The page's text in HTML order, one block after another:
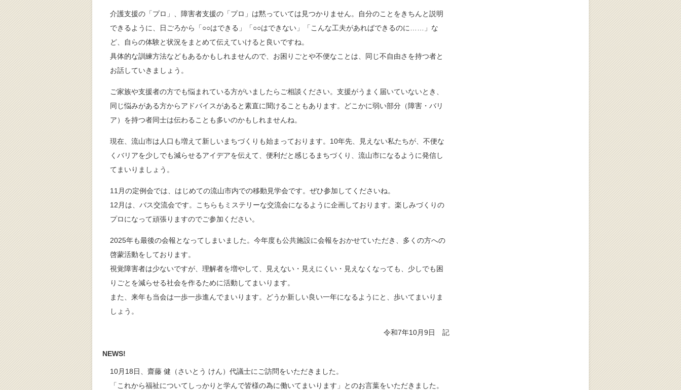
介護支援の「プロ」、障害者支援の「プロ」は黙っていては見つかりません。自分のことをきちんと説明
できるように、日ごろから「○○はできる」「○○はできない」「こんな工夫があればできるのに……」な
ど、自らの体験と状況をまとめて伝えていけると良いですね。
具体的な訓練方法などもあるかもしれませんので、お困りごとや不便なことは、同じ不自由さを持つ者と
お話していきましょう。
ご家族や支援者の方でも悩まれている方がいましたらご相談ください。支援がうまく届いていないとき、
同じ悩みがある方からアドバイスがあると素直に聞けることもあります。どこかに弱い部分（障害・バリ
ア）を持つ者同士は伝わることも多いのかもしれませんね。
現在、流山市は人口も増えて新しいまちづくりも始まっております。10年先、見えない私たちが、不便な
くバリアを少しでも減らせるアイデアを伝えて、便利だと感じるまちづくり、流山市になるように発信し
てまいりましょう。
11月の定例会では、はじめての流山市内での移動見学会です。ぜひ参加してくださいね。
12月は、バス交流会です。こちらもミステリーな交流会になるように企画しております。楽しみづくりの
プロになって頑張りますのでご参加ください。
2025年も最後の会報となってしまいました。今年度も公共施設に会報をおかせていただき、多くの方への
啓蒙活動をしております。
視覚障害者は少ないですが、理解者を増やして、見えない・見えにくい・見えなくなっても、少しでも困
りごとを減らせる社会を作るために活動してまいります。
また、来年も当会は一歩一歩進んでまいります。どうか新しい良い一年になるようにと、歩いてまいりま
しょう。
令和7年10月9日 記
NEWS!
10月18日、齋藤 健（さいとう けん）代議士にご訪問をいただきました。
「これから福祉についてしっかりと学んで皆様の為に働いてまいります」とのお言葉をいただきました。